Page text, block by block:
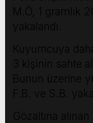
M.Ö, 1 gramlık
yakalandı.
Kuyumcuya
3 kişinin sahte
Bunun üzerine
F.B. ve S.B.
Gözaltına